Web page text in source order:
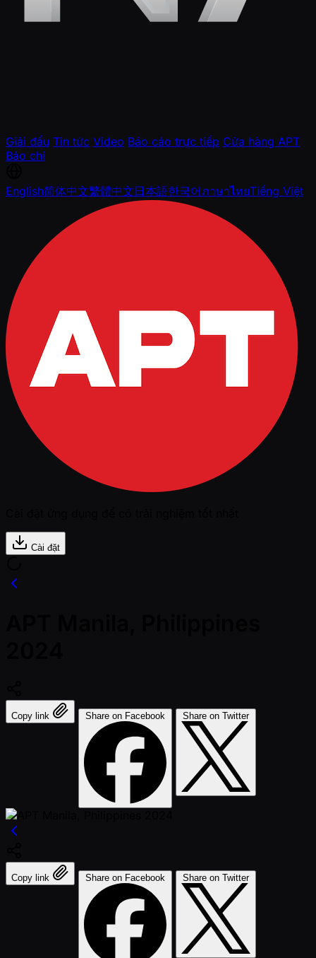
Giải đấu Tin tức Video Báo cáo trực tiếp Cửa hàng APT
Báo chí
English简体中文繁體中文日本語한국어ภาษาไทยTiếng Việt
Cài đặt
Copy link Share on Facebook Share on Twitter
Copy link Share on Facebook Share on Twitter